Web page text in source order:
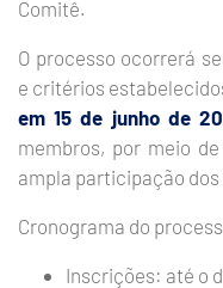
Comitê.
O processo ocorrerá
e critérios
em 15 de junho de
membros, por meio
ampla participação
Cronograma do
Inscrições: até o